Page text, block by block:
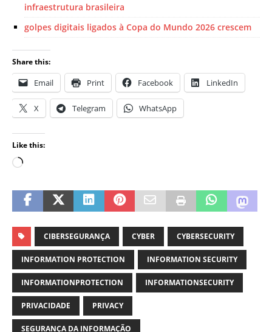
infraestrutura brasileira
golpes digitais ligados à Copa do Mundo 2026 crescem
Share this:
Email Print Facebook LinkedIn
X Telegram WhatsApp
Like this:
CIBERSEGURANÇA CYBER CYBERSECURITY
INFORMATION PROTECTION INFORMATION SECURITY
INFORMATIONPROTECTION INFORMATIONSECURITY
PRIVACIDADE PRIVACY
SEGURANÇA DA INFORMAÇÃO